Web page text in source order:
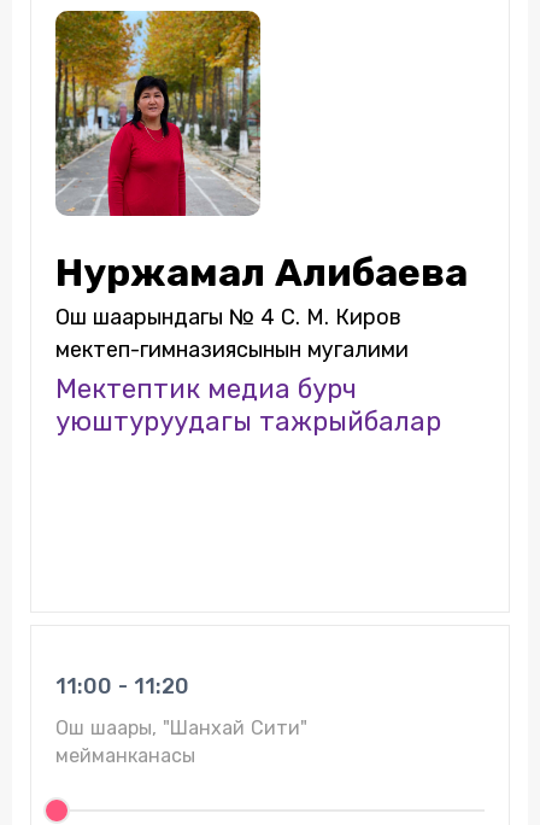
Нуржамал Алибаева
Ош шаарындагы № 4 С. М. Киров
мектеп-гимназиясынын мугалими
Мектептик медиа бурч
уюштуруудагы тажрыйбалар
11:00 - 11:20
Ош шаары, "Шанхай Сити"
мейманканасы